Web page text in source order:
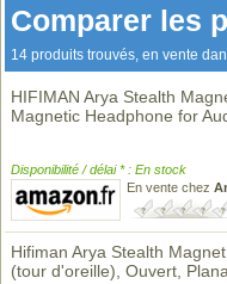
Comparer les
14 produits trouvés, en vente
HIFIMAN Arya Stealth
Magnetic Headphone for
Disponibilité / délai * : En stock
En vente chez
Hifiman Arya Stealth
(tour d'oreille), Ouvert,